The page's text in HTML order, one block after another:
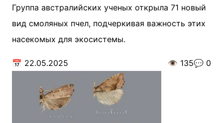
Группа австралийских ученых открыла 71 новый
вид смоляных пчел, подчеркивая важность этих
насекомых для экосистемы.
📅 22.05.2025 👁️ 135💬 0